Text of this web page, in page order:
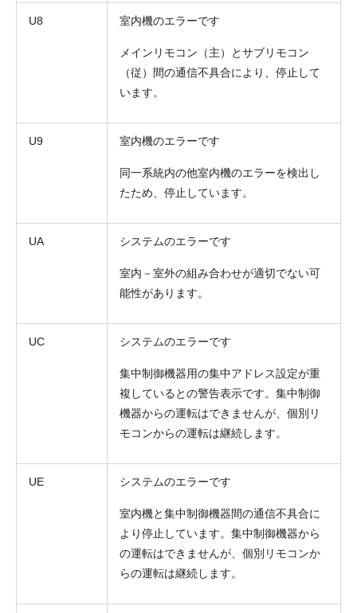
U8 室内機のエラーです
メインリモコン（主）とサブリモコン
（従）間の通信不具合により、停止して
います。
U9 室内機のエラーです
同一系統内の他室内機のエラーを検出し
たため、停止しています。
UA システムのエラーです
室内－室外の組み合わせが適切でない可
能性があります。
UC システムのエラーです
集中制御機器用の集中アドレス設定が重
複しているとの警告表示です。集中制御
機器からの運転はできませんが、個別リ
モコンからの運転は継続します。
UE システムのエラーです
室内機と集中制御機器間の通信不具合に
より停止しています。集中制御機器から
の運転はできませんが、個別リモコンか
らの運転は継続します。